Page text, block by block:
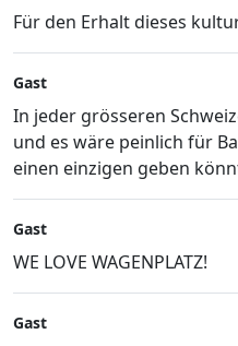
Für den Erhalt dieses
Gast
In jeder grösseren
und es wäre peinlich für
einen einzigen geben
Gast
WE LOVE WAGENPLATZ!
Gast